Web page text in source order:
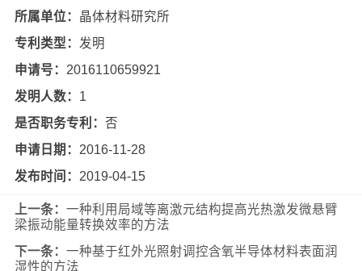
所属单位： 晶体材料研究所
专利类型： 发明
申请号： 2016110659921
发明人数： 1
是否职务专利： 否
申请日期： 2016-11-28
发布时间： 2019-04-15
上一条： 一种利用局域等离激元结构提高光热激发微悬臂
梁振动能量转换效率的方法
下一条： 一种基于红外光照射调控含氧半导体材料表面润
湿性的方法